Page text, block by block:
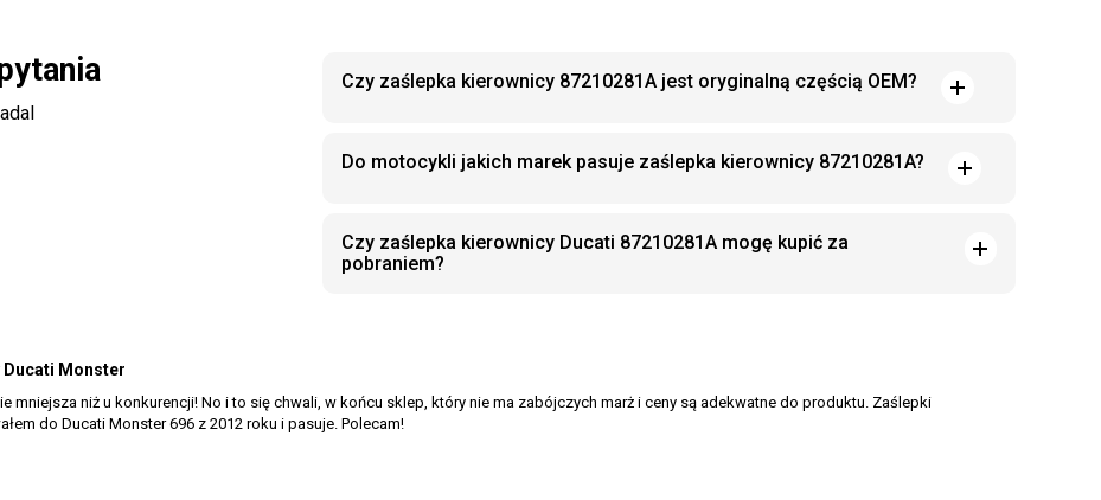
Czy zaślepka kierownicy 87210281A jest oryginalną częścią OEM?
Do motocykli jakich marek pasuje zaślepka kierownicy 87210281A?
Czy zaślepka kierownicy Ducati 87210281A mogę kupić za
pobraniem?
Ducati Monster
mniejsza niż u konkurencji! No i to się chwali, w końcu sklep, który nie ma zabójczych marż i ceny są adekwatne do produktu. Zaślepki
do Ducati Monster 696 z 2012 roku i pasuje. Polecam!